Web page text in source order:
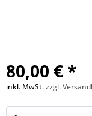
80,00 € *
inkl. MwSt.zzgl.